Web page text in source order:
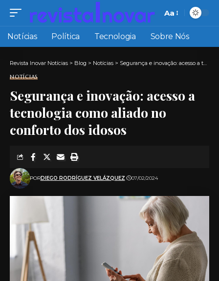
Font
Aa
Notícias Política Tecnologia Sobre Nós
Revista Inovar Notícias > Blog > Notícias > Segurança e inovação: acesso a tecnologia como aliado no conforto dos idosos
NOTÍCIAS
Segurança e inovação: acesso a
tecnologia como aliado no
conforto dos idosos
PORDIEGO RODRÍGUEZ VELÁZQUEZ 07/02/2024